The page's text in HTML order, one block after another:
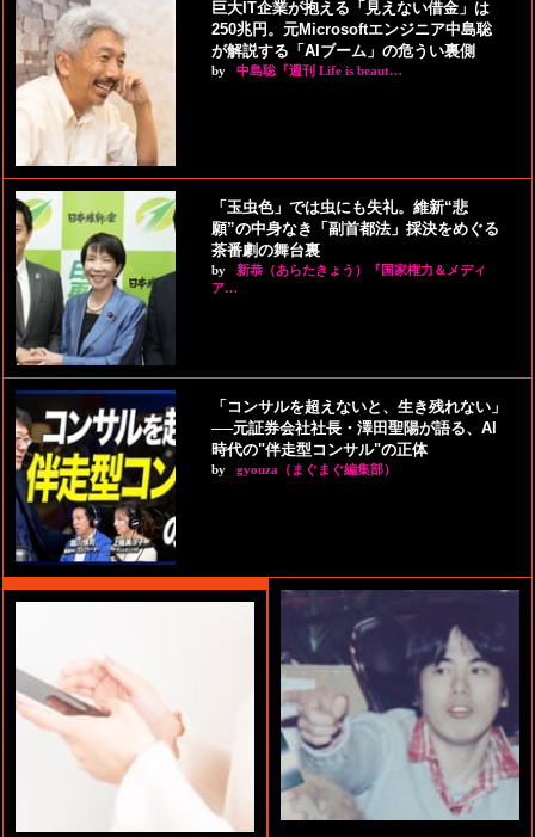
巨大IT企業が抱える「見えない借金」は
250兆円。元Microsoftエンジニア中島聡
が解説する「AIブーム」の危うい裏側
by 中島聡『週刊 Life is beaut…
「玉虫色」では虫にも失礼。維新“悲
願”の中身なき「副首都法」採決をめぐる
茶番劇の舞台裏
by
新恭（あらたきょう）『国家権力＆メディ
ア…
「コンサルを超えないと、生き残れない」
──元証券会社社長・澤田聖陽が語る、AI
時代の"伴走型コンサル"の正体
by gyouza（まぐまぐ編集部）